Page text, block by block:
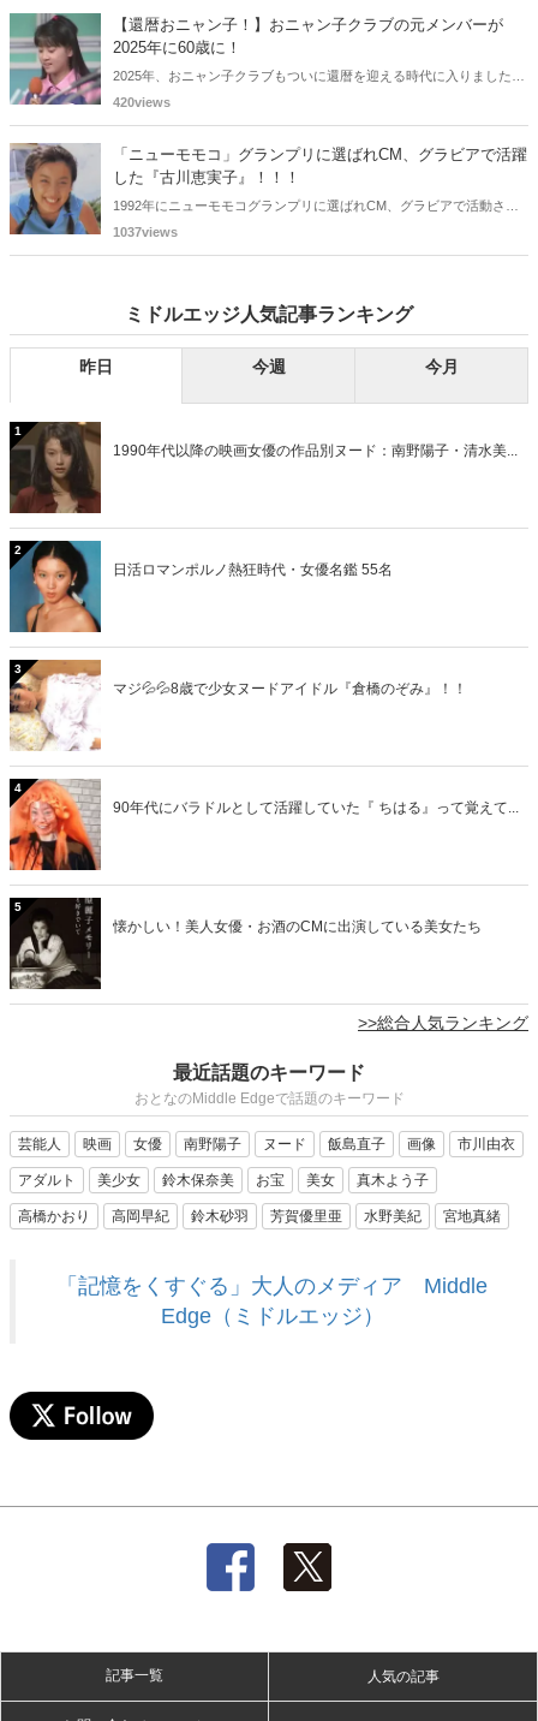
子まで様々です。今回は、筆者の独断と偏見で、4人の "隠れ美少女お
ニャン子" をご紹介します。
【還暦おニャン子！】おニャン子クラブの元メンバーが
2025年に60歳に！
2025年、おニャン子クラブもついに還暦を迎える時代に入りました。
おニャン子クラブの元メンバーは全員が昭和40年代生まれで、そのう
れ）の二人です。しかも、この二人には年齢以外の共通点もありま
す。さて、誰と誰でしょうか？
420views
「ニューモモコ」グランプリに選ばれCM、グラビアで活躍
した『古川恵実子』！！！
1992年にニューモモコグランプリに選ばれCM、グラビアで活動され
ていた古川恵実子さん。2010年3月頃まではラジオDJを担当されてい
1037views
ミドルエッジ人気記事ランキング
昨日 今週 今月
1
1990年代以降の映画女優の作品別ヌード：南野陽子・清水美...
2
日活ロマンポルノ熱狂時代・女優名鑑 55名
3
マジ💦💦8歳で少女ヌードアイドル『倉橋のぞみ』！！
4
90年代にバラドルとして活躍していた『 ちはる』って覚えて...
5
懐かしい！美人女優・お酒のCMに出演している美女たち
>>総合人気ランキング
最近話題のキーワード
おとなのMiddle Edgeで話題のキーワード
芸能人 映画 女優 南野陽子 ヌード 飯島直子 画像 市川由衣
アダルト 美少女 鈴木保奈美 お宝 美女 真木よう子
高橋かおり 高岡早紀 鈴木砂羽 芳賀優里亜 水野美紀 宮地真緒
「記憶をくすぐる」大人のメディア Middle
Edge（ミドルエッジ）
記事一覧 人気の記事